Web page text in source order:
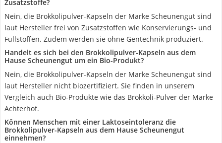
Zusatzstoffe?
Nein, die Brokkolipulver-Kapseln der Marke Scheunengut sind
laut Hersteller frei von Zusatzstoffen wie Konservierungs- und
Füllstoffen. Zudem werden sie ohne Gentechnik produziert.
Handelt es sich bei den Brokkolipulver-Kapseln aus dem
Hause Scheunengut um ein Bio-Produkt?
Nein, die Brokkolipulver-Kapseln der Marke Scheunengut sind
laut Hersteller nicht biozertifiziert. Sie finden in unserem
Vergleich auch Bio-Produkte wie das Brokkoli-Pulver der Marke
Achterhof.
Können Menschen mit einer Laktoseintoleranz die
Brokkolipulver-Kapseln aus dem Hause Scheunengut
einnehmen?